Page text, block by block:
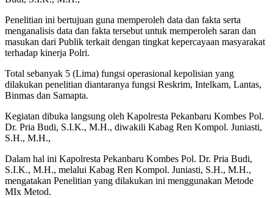
Penelitian ini bertujuan guna memperoleh data dan fakta serta
menganalisis data dan fakta tersebut untuk memperoleh saran dan
masukan dari Publik terkait dengan tingkat kepercayaan masyarakat
terhadap kinerja Polri.
Total sebanyak 5 (Lima) fungsi operasional kepolisian yang
dilakukan penelitian diantaranya fungsi Reskrim, Intelkam, Lantas,
Binmas dan Samapta.
Kegiatan dibuka langsung oleh Kapolresta Pekanbaru Kombes Pol.
Dr. Pria Budi, S.I.K., M.H., diwakili Kabag Ren Kompol. Juniasti,
S.H., M.H.,
Dalam hal ini Kapolresta Pekanbaru Kombes Pol. Dr. Pria Budi,
S.I.K., M.H., melalui Kabag Ren Kompol. Juniasti, S.H., M.H.,
mengatakan Penelitian yang dilakukan ini menggunakan Metode
MIx Metod.